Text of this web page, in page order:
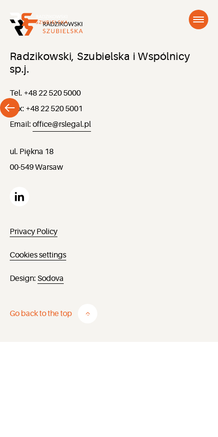
Radzikowski, Szubielska i Wspólnicy
sp.j.
Tel. +48 22 520 5000
Fax: +48 22 520 5001
Email: office@rslegal.pl
ul. Piękna 18
00-549 Warsaw
Privacy Policy
Cookies settings
Design: Sodova
Go back to the top